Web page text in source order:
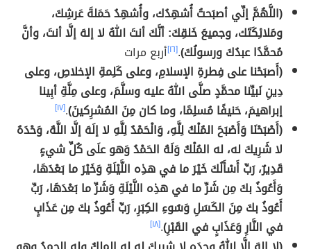
(اللَّهُمَّ إنِّي أصبَحتُ أُشهِدُك، وأُشهِدُ حَمَلةَ عَرشِكَ،
ومَلائِكَتَك، وجميعَ خَلقِكَ: أنَّكَ أنتَ اللهُ لا إلهَ إلَّا أنتَ، وأنَّ
مُحمَّدًا عبدُكَ ورسولُكَ).[١٦] أربع مرات
(أَصبَحْنا على فِطرةِ الإسلامِ، وعلى كَلِمةِ الإخلاصِ، وعلى
دِينِ نَبيِّنا محمَّدٍ صلَّى اللهُ عليه وسلَّمَ، وعلى مِلَّةِ أبِينا
إبراهيمَ، حَنيفًا مُسلِمًا، وما كان مِنَ المُشرِكينَ).[١٧]
(أَصْبَحْنَا وَأَصْبَحَ المُلْكُ لِلَّهِ، وَالْحَمْدُ لِلَّهِ لا إلَهَ إلَّا اللَّهُ، وَحْدَهُ
لا شَرِيكَ له، له المُلْكُ وَلَهُ الحَمْدُ وَهو علَى كُلِّ شيءٍ
قَدِيرٌ، رَبِّ أَسْأَلُكَ خَيْرَ ما في هذِه اللَّيْلَةِ وَخَيْرَ ما بَعْدَهَا،
وَأَعُوذُ بكَ مِن شَرِّ ما في هذِه اللَّيْلَةِ وَشَرِّ ما بَعْدَهَا، رَبِّ
أَعُوذُ بكَ مِنَ الكَسَلِ وَسُوءِ الكِبَرِ، رَبِّ أَعُوذُ بكَ مِن عَذَابٍ
في النَّارِ وَعَذَابٍ في القَبْرِ).[١٨]